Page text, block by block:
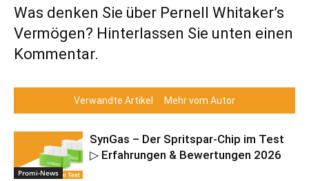
Was denken Sie über Pernell Whitaker’s
Vermögen? Hinterlassen Sie unten einen
Kommentar.
Verwandte Artikel Mehr vom Autor
Promi-News
SynGas – Der Spritspar-Chip im Test
▷ Erfahrungen & Bewertungen 2026